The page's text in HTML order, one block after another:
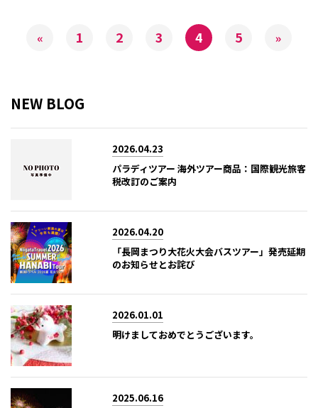
« 1 2 3 4 5 »
NEW BLOG
2026.04.23
パラディツアー 海外ツアー商品：国際観光旅客
税改訂のご案内
2026.04.20
「長岡まつり大花火大会バスツアー」発売延期
のお知らせとお詫び
2026.01.01
明けましておめでとうございます。
2025.06.16